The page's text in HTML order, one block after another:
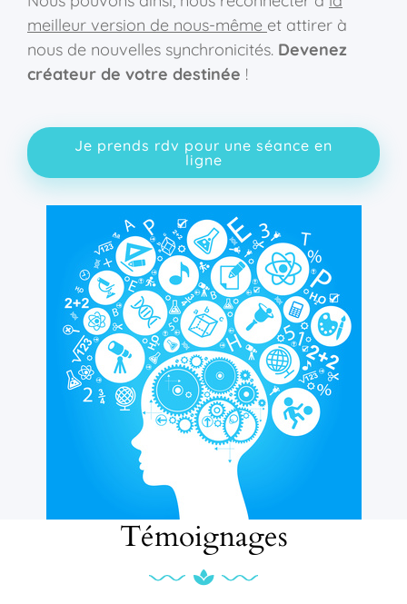
meilleur version de nous-même et attirer à
nous de nouvelles synchronicités. Devenez
créateur de votre destinée !
Je prends rdv pour une séance en
ligne
Témoignages